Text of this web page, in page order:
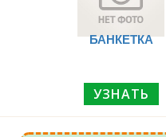
БАНКЕТКА
УЗНАТЬ